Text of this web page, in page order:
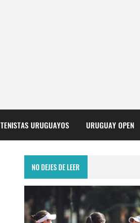
TENISTAS URUGUAYOS URUGUAY OPEN
NO DEJES DE LEER